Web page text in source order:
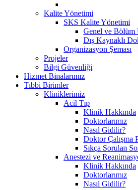
Kalite Yönetimi
SKS Kalite Yönetimi
Genel ve Bölüm
Dış Kaynaklı
Organizasyon Şeması
Projeler
Bilgi Güvenliği
Hizmet Binalarımız
Tıbbi Birimler
Kliniklerimiz
Acil Tıp
Klinik Hakkında
Doktorlarımız
Nasıl Gidilir?
Doktor Çalışma
Sıkça Sorulan
Anestezi ve
Klinik Hakkında
Doktorlarımız
Nasıl Gidilir?